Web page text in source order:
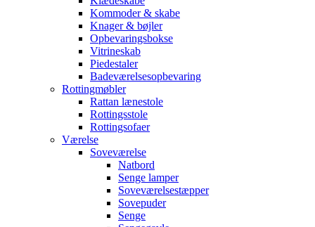
Kommoder & skabe
Knager & bøjler
Opbevaringsbokse
Vitrineskab
Piedestaler
Badeværelsesopbevaring
Rottingmøbler
Rattan lænestole
Rottingsstole
Rottingsofaer
Værelse
Soveværelse
Natbord
Senge lamper
Soveværelsestæpper
Sovepuder
Senge